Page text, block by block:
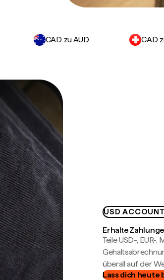
CAD zu AUD CAD
USD
Erhalte
Teile USD-, EUR-
überall auf der
Lass dich heute